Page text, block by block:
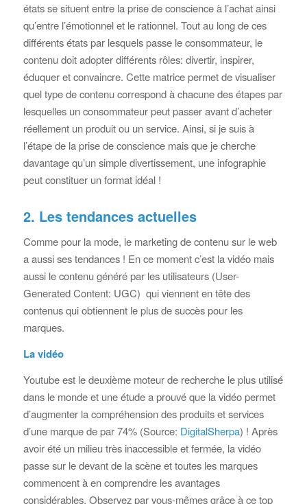
états se situent entre la prise de conscience à l’achat ainsi
qu’entre l’émotionnel et le rationnel. Tout au long de ces
différents états par lesquels passe le consommateur, le
contenu doit adopter différents rôles: divertir, inspirer,
éduquer et convaincre. Cette matrice permet de visualiser
quel type de contenu correspond à chacune des étapes par
lesquelles un consommateur peut passer avant d’acheter
réellement un produit ou un service. Ainsi, si je suis à
l’étape de la prise de conscience mais que je cherche
davantage qu’un simple divertissement, une infographie
peut constituer un format idéal !
2. Les tendances actuelles
Comme pour la mode, le marketing de contenu sur le web
a aussi ses tendances ! En ce moment c’est la vidéo mais
aussi le contenu généré par les utilisateurs (User-
Generated Content: UGC) qui viennent en tête des
contenus qui obtiennent le plus de succès pour les
marques.
La vidéo
Youtube est le deuxième moteur de recherche le plus utilisé
dans le monde et une étude a prouvé que la vidéo permet
d’augmenter la compréhension des produits et services
d’une marque de par 74% (Source: DigitalSherpa) ! Après
avoir été un milieu très inaccessible et fermée, la vidéo
passe sur le devant de la scène et toutes les marques
commencent à en comprendre les avantages
considérables. Observez par vous-mêmes grâce à ce top